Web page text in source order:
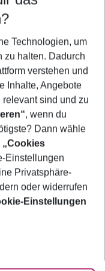
Technologien, um
zu halten. Dadurch
verstehen und
Inhalte, Angebote
sind und zu
, wenn du
Dann wähle
„Cookies
Einstellungen
Privatsphäre-
oder widerrufen
Einstellungen